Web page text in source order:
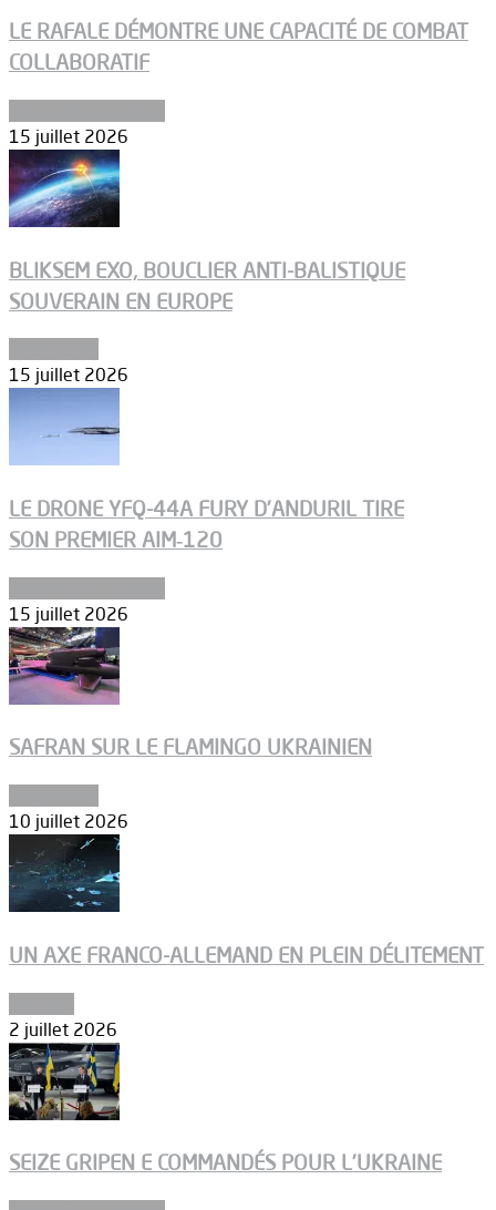
LE RAFALE DÉMONTRE UNE CAPACITÉ DE COMBAT
COLLABORATIF
15 juillet 2026
BLIKSEM EXO, BOUCLIER ANTI-BALISTIQUE
SOUVERAIN EN EUROPE
15 juillet 2026
LE DRONE YFQ-44A FURY D’ANDURIL TIRE
SON PREMIER AIM‑120
15 juillet 2026
SAFRAN SUR LE FLAMINGO UKRAINIEN
10 juillet 2026
UN AXE FRANCO-ALLEMAND EN PLEIN DÉLITEMENT
2 juillet 2026
SEIZE GRIPEN E COMMANDÉS POUR L’UKRAINE